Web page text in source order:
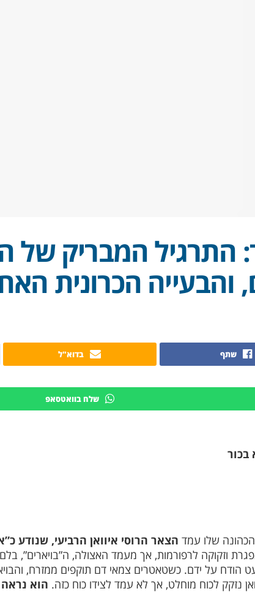
התרגיל המבריק של
והבעייה הכרונית
שתף בדוא"ל
שלח בוואטסאפ
בכור
שלו עמד הצאר הרוסי איוואן הרביעי, שנודע
וזקוקה לרפורמות, אך מעמד האצולה, ה”בויארים”,
הודח על ידם. כשטאטרים צמאי דם תוקפים ממזרח,
נזקק לכוח מוחלט, אך לא עמד לצידו כוח כזה. הוא